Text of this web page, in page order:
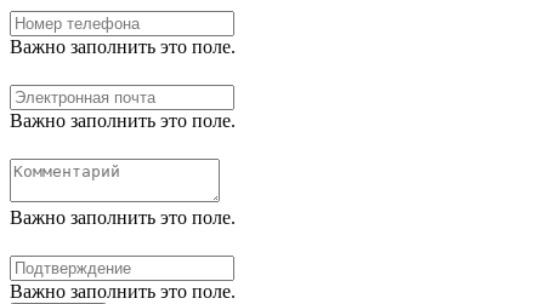
Важно заполнить это поле.
Важно заполнить это поле.
Важно заполнить это поле.
Важно заполнить это поле.